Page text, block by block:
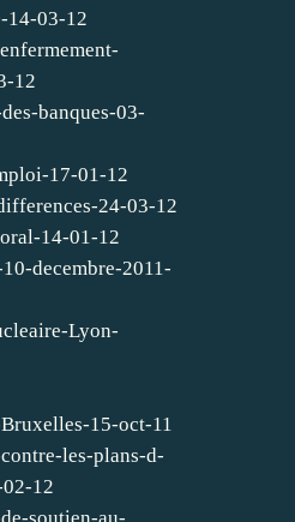
14-03-12
12
banques-03-
17-01-12
24-03-12
14-01-12
decembre-2011-
Lyon-
15-oct-11
les-plans-d-
12